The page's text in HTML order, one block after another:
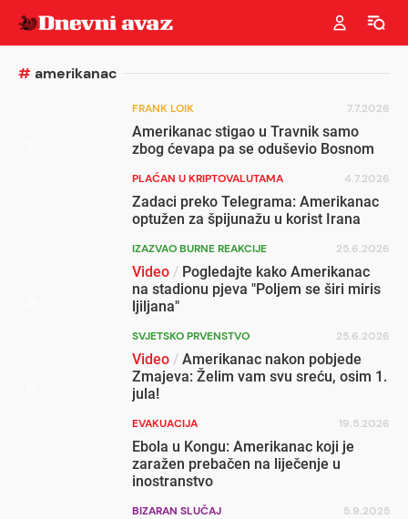
#amerikanac
FRANK LOIK 7.7.2026
Amerikanac stigao u Travnik samo
zbog ćevapa pa se oduševio Bosnom
PLAĆAN U KRIPTOVALUTAMA 4.7.2026
Zadaci preko Telegrama: Amerikanac
optužen za špijunažu u korist Irana
IZAZVAO BURNE REAKCIJE 25.6.2026
Video / Pogledajte kako Amerikanac
na stadionu pjeva "Poljem se širi miris
ljiljana"
SVJETSKO PRVENSTVO 25.6.2026
Video / Amerikanac nakon pobjede
Zmajeva: Želim vam svu sreću, osim 1.
jula!
EVAKUACIJA 19.5.2026
Ebola u Kongu: Amerikanac koji je
zaražen prebačen na liječenje u
inostranstvo
BIZARAN SLUČAJ 5.9.2025